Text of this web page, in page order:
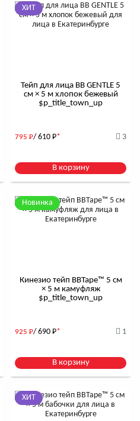
ХИТ
Тейп для лица BB GENTLE 5
см × 5 м хлопок бежевый
$р_title_town_up
795 Р/ 610 Р* 3
В корзину
Новинка
Кинезио тейп BBTape™ 5 см
× 5 м камуфляж
$р_title_town_up
925 Р/ 690 Р* 1
В корзину
ХИТ